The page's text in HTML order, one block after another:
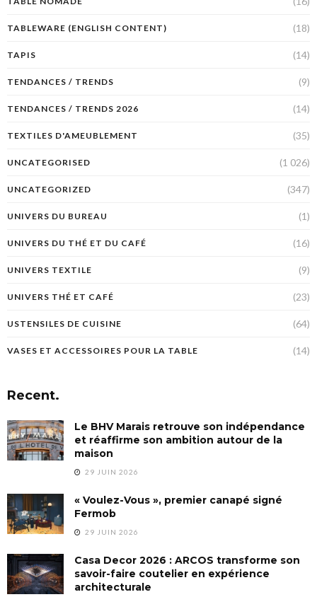
TABLEWARE (ENGLISH CONTENT) (18)
TAPIS (14)
TENDANCES / TRENDS (9)
TENDANCES / TRENDS 2026 (14)
TEXTILES D'AMEUBLEMENT (35)
UNCATEGORISED (1 026)
UNCATEGORIZED (347)
UNIVERS DU BUREAU (1)
UNIVERS DU THÉ ET DU CAFÉ (16)
UNIVERS TEXTILE (9)
UNIVERS THÉ ET CAFÉ (23)
USTENSILES DE CUISINE (64)
VASES ET ACCESSOIRES POUR LA TABLE (14)
Recent.
Le BHV Marais retrouve son indépendance
et réaffirme son ambition autour de la
maison
29 JUIN 2026
« Voulez-Vous », premier canapé signé
Fermob
29 JUIN 2026
Casa Decor 2026 : ARCOS transforme son
savoir-faire coutelier en expérience
architecturale